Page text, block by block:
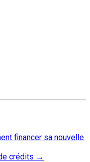
financer sa nouvelle
crédits →